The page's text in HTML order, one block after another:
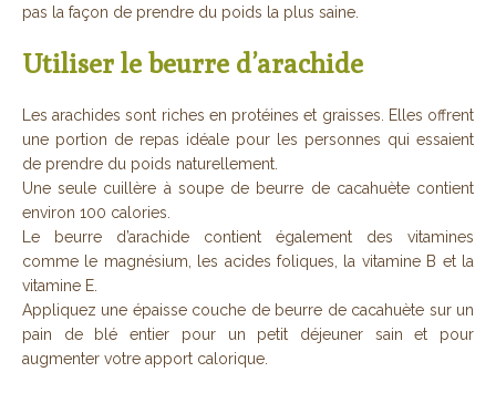
pas la façon de prendre du poids la plus saine.
Utiliser le beurre d’arachide
Les arachides sont riches en protéines et graisses. Elles offrent
une portion de repas idéale pour les personnes qui essaient
de prendre du poids naturellement.
Une seule cuillère à soupe de beurre de cacahuète contient
environ 100 calories.
Le beurre d’arachide contient également des vitamines
comme le magnésium, les acides foliques, la vitamine B et la
vitamine E.
Appliquez une épaisse couche de beurre de cacahuète sur un
pain de blé entier pour un petit déjeuner sain et pour
augmenter votre apport calorique.